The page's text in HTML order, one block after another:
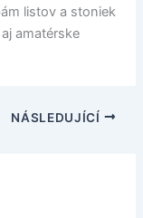
listov a stoniek
amatérske
NÁSLEDUJÍCÍ